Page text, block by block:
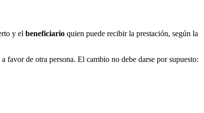
y el beneficiario quien puede recibir la prestación, según la
favor de otra persona. El cambio no debe darse por supuesto: